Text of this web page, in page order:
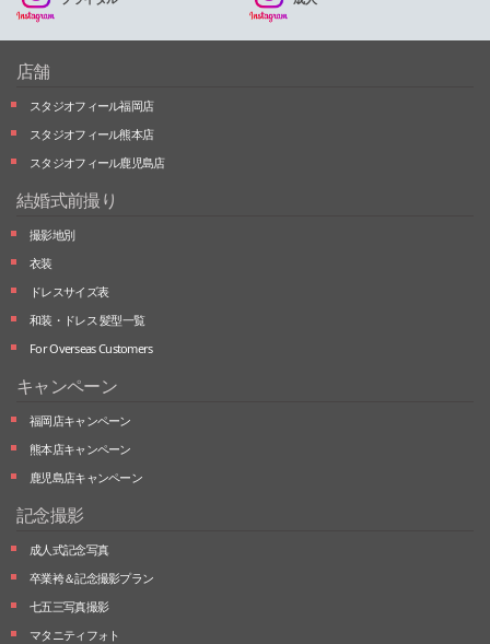
店舗
スタジオフィール福岡店
スタジオフィール熊本店
スタジオフィール鹿児島店
結婚式前撮り
撮影地別
衣装
ドレスサイズ表
和装・ドレス 髪型一覧
For Overseas Customers
キャンペーン
福岡店キャンペーン
熊本店キャンペーン
鹿児島店キャンペーン
記念撮影
成人式記念写真
卒業袴＆記念撮影プラン
七五三写真撮影
マタニティフォト